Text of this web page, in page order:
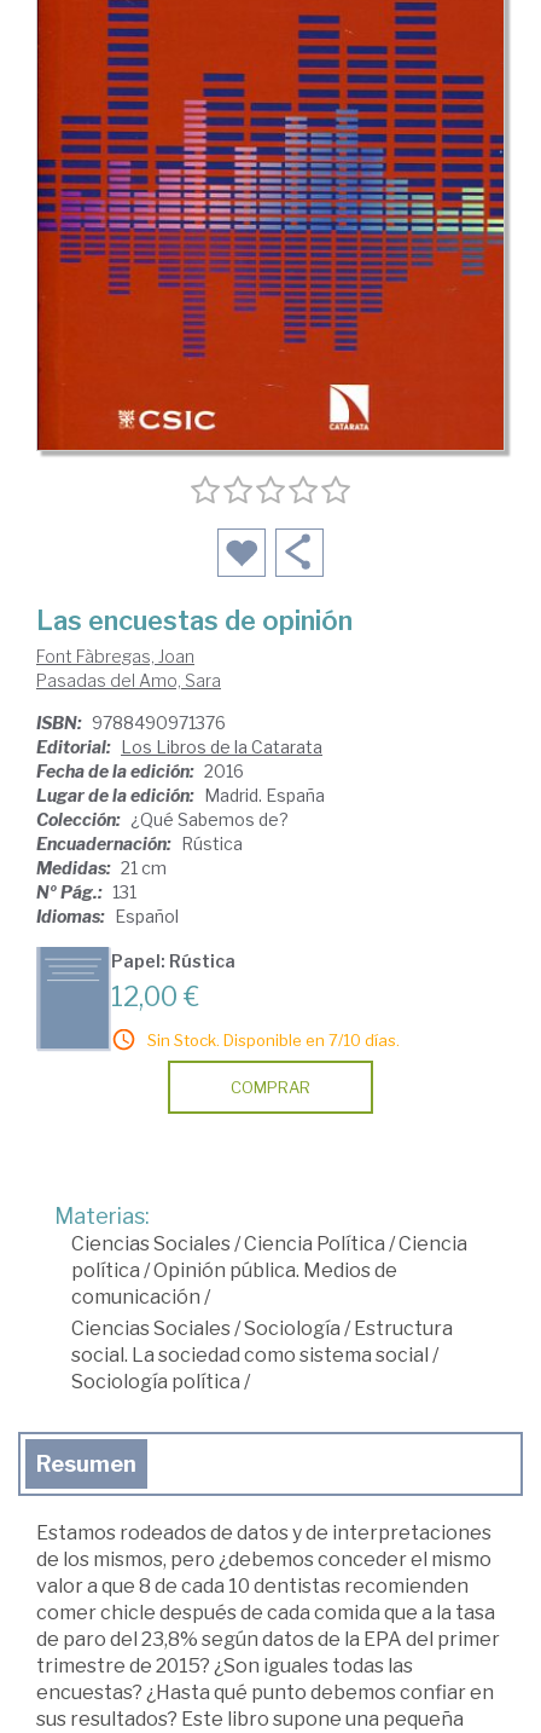
Las encuestas de opinión
Font Fàbregas, Joan
Pasadas del Amo, Sara
ISBN: 9788490971376
Editorial:
Los Libros de la Catarata
Fecha de la edición: 2016
Lugar de la edición:
Madrid. España
Colección: ¿Qué Sabemos de?
Encuadernación:
Rústica
Medidas: 21 cm
Nº Pág.: 131
Idiomas:
Español
Papel: Rústica
12,00 €
Sin Stock. Disponible en 7/10 días.
COMPRAR
Materias:
Ciencias Sociales/Ciencia Política /Ciencia
política /Opinión pública. Medios de
comunicación /
Ciencias Sociales/Sociología / Estructura
social. La sociedad como sistema social /
Sociología política /
Resumen
Estamos rodeados de datos y de interpretaciones
de los mismos, pero ¿debemos conceder el mismo
valor a que 8 de cada 10 dentistas recomienden
comer chicle después de cada comida que a la tasa
de paro del 23,8% según datos de la EPA del primer
trimestre de 2015? ¿Son iguales todas las
encuestas? ¿Hasta qué punto debemos confiar en
sus resultados? Este libro supone una pequeña